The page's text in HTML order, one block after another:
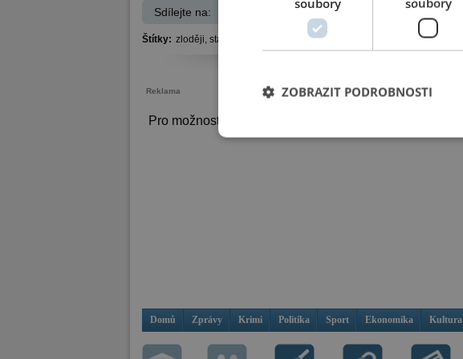
Sdílejte na:
Štítky: zloději, stavebí materiál, stavba,Polabiny, cizinci,
Reklama
Pro možnost psaní komentářů se
Domů Zprávy Krimi Politika Sport Ekonomika Kultura
ZOBRAZIT PODROBNOSTI